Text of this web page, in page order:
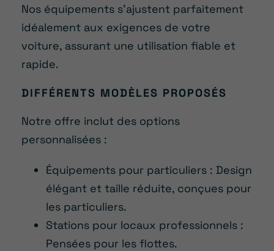
Nos équipements s’ajustent parfaitement
idéalement aux exigences de votre
voiture, assurant une utilisation fiable et
rapide.
DIFFÉRENTS MODÈLES PROPOSÉS
Notre offre inclut des options
personnalisées :
Équipements pour particuliers : Design
élégant et taille réduite, conçues pour
les particuliers.
Stations pour locaux professionnels :
Pensées pour les flottes.